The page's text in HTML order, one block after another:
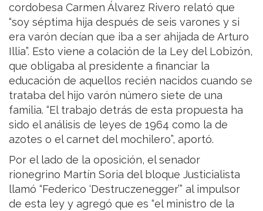
cordobesa Carmen Álvarez Rivero relató que
“soy séptima hija después de seis varones y si
era varón decían que iba a ser ahijada de Arturo
Illia”. Esto viene a colación de la Ley del Lobizón,
que obligaba al presidente a financiar la
educación de aquellos recién nacidos cuando se
trataba del hijo varón número siete de una
familia. “El trabajo detrás de esta propuesta ha
sido el análisis de leyes de 1964 como la de
azotes o el carnet del mochilero”, aportó.
Por el lado de la oposición, el senador
rionegrino Martín Soria del bloque Justicialista
llamó “Federico ‘Destruczenegger’” al impulsor
de esta ley y agregó que es “el ministro de la